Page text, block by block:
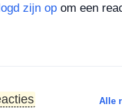
zijn op om een
Alle